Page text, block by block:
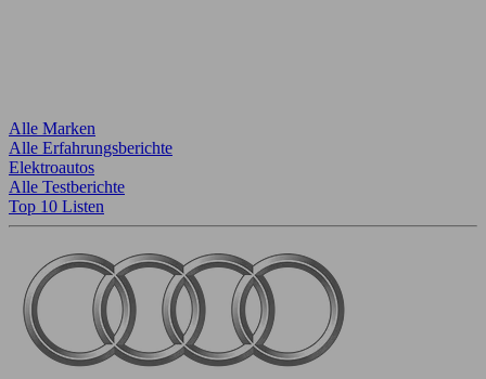
Alle Marken
Alle Erfahrungsberichte
Elektroautos
Alle Testberichte
Top 10 Listen